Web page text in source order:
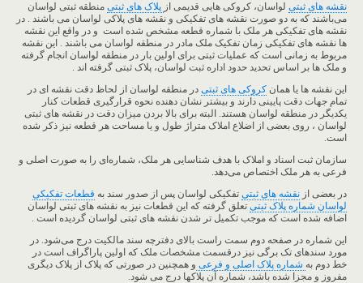
نقشه های ثبتی لواسان، کروکی هایی قدیمی از پلاک های ثبتی منطقه ثبتی لواسان
می‌باشند که به دو صورت نقشه های تفکیکی و نقشه های پلاکی لواسان می باشند . در
نقشه های تفکیکی هر ملک با شماره قطعه مشخص شده است و در واقع این نقشه
ها نقشه های تفکیکی زمان تفکیک ملک مادر در منطقه لواسان می باشند . این نقشه
مربوط به زمانی است که عملیات ثبتی برای اولین بار در منطقه لواسان انجام گرفته
و ملک ها بر اساس تحدید حدود اداره ثبت لواسان، پلاک ثبتی گرفته اند .
این نقشه ها یا همان کروکی های ثبتی در منطقه لواسان از لحاظ دقت نقشه ای در
تمام جهات دقت پایینی دارند و بیشتر نشان دهنده نحوه قرارگیری قطعات کنار
یکدیگر در منطقه لواسان هستند. البته برای بالا بردن میزان دقت در نقشه های ثبتی
لواسان ، روی بعضی از اضلاع املاک متراژ طول و یا مساحت هر قطعه نیز ذکر شده
است.
سازمان ثبت اسناد و املاک با هدف شناسایی هر ملک، شماره‌ای را به صورت اصلی و
فرعی به هر ملک اختصاص می‌دهد.
در بعضی از نقشه های ثبتی تفکیکی لواسان پس از صدور سند به قطعات تفکیکی
لواسان شماره پلاک ثبتی تعلق گرفته که این قطعات نیز به نقشه های ثبتی لواسان
اضافه شده است که موجب تکمیل تر شدن نقشه های ثبتی لواسان گردیده است .
این شماره در صفحه دوم سمت راست بالای دفترچه سند مالکیت درج می‌شود. در
مورد سندهای تک برگی نیز درقسمت مشخصات ملک که اولین پاراگراف است در
خط دوم به شماره پلاک اصلی و فرعی و همچنین در صورتی که پلاک از پلاک دیگری
مفروز و مجزا شده باشد، شماره آن پلاکها درج می شود.